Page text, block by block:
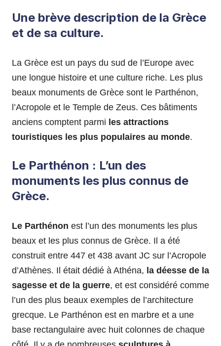
Une brève description de la Grèce
et de sa culture.
La Grèce est un pays du sud de l’Europe avec
une longue histoire et une culture riche. Les plus
beaux monuments de Grèce sont le Parthénon,
l’Acropole et le Temple de Zeus. Ces bâtiments
anciens comptent parmi les attractions
touristiques les plus populaires au monde.
Le Parthénon : L’un des
monuments les plus connus de
Grèce.
Le Parthénon est l’un des monuments les plus
beaux et les plus connus de Grèce. Il a été
construit entre 447 et 438 avant JC sur l’Acropole
d’Athènes. Il était dédié à Athéna, la déesse de la
sagesse et de la guerre, et est considéré comme
l’un des plus beaux exemples de l’architecture
grecque. Le Parthénon est en marbre et a une
base rectangulaire avec huit colonnes de chaque